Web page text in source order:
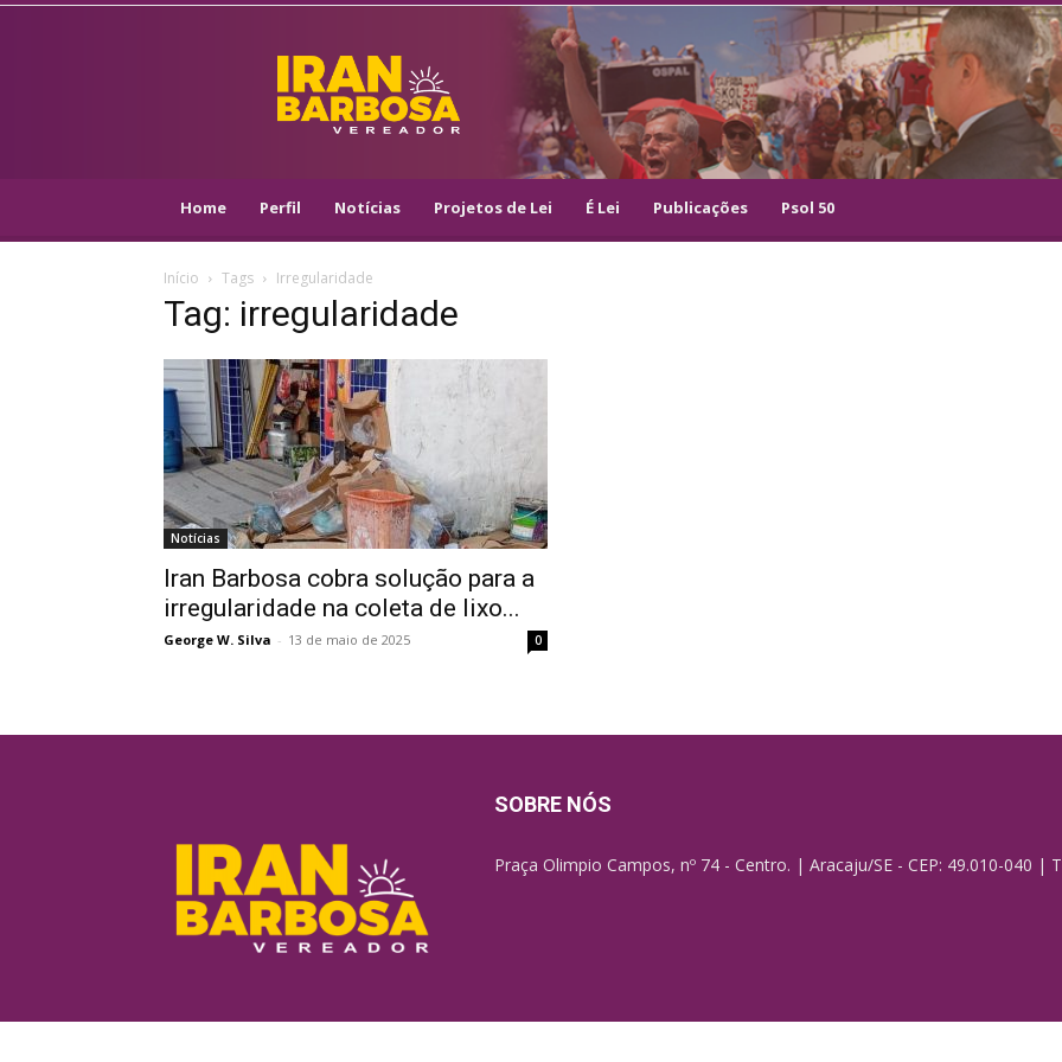
IRAN
BARBOSA
–
VEREADOR
–
Home Perfil Notícias Projetos de Lei É Lei Publicações Psol 50
Início Tags Irregularidade
Tag: irregularidade
Notícias
​Iran Barbosa cobra solução para a
irregularidade na coleta de lixo...
George W. Silva - 13 de maio de 2025 0
SOBRE NÓS
Praça Olimpio Campos, nº 74 - Centro. | Aracaju/SE - CEP: 49.010-040 |